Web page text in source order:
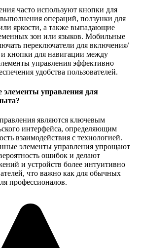
часто используют кнопки для
операций, ползунки для
яркости, а также выпадающие
зон или языков. Мобильные
переключатели для включения/
кнопки для навигации между
управления эффективно
удобства пользователей.
управления для
являются ключевым
интерфейса, определяющим
взаимодействия с технологией.
элементы управления упрощают
ошибок и делают
и устройств более интуитивно
что важно как для обычных
профессионалов.